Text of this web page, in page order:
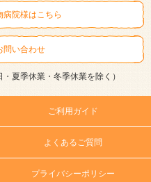
院様はこちら
問い合わせ
・夏季休業・冬季休業を除く）
ご利用ガイド
よくあるご質問
プライバシーポリシー